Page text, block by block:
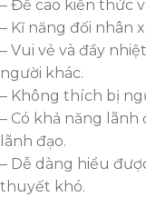
– Đề cao kiến thức
– Kĩ năng đối nhân
– Vui vẻ và đầy
người khác.
– Không thích bị
– Có khả năng
lãnh đạo.
– Dễ dàng hiểu
thuyết khó.